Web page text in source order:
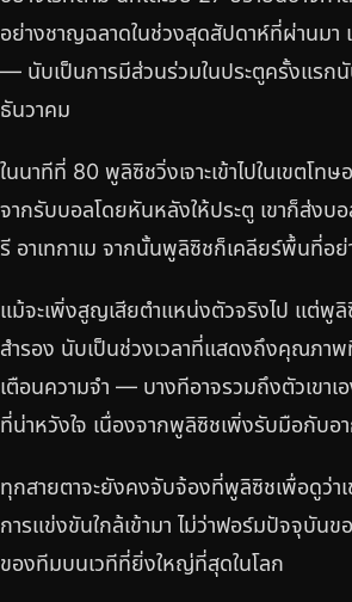
อย่างชาญฉลาดในช่วงสุดสัปดาห์ที่ผ่านมา
— นับเป็นการมีส่วนร่วมในประตูครั้งแรก
ธันวาคม
ในนาทีที่ 80 พูลิซิชวิ่งเจาะเข้าไปในเขตโ
จากรับบอลโดยหันหลังให้ประตู เขาก็ส่งบ
รี อาเทกาเม จากนั้นพูลิซิชก็เคลียร์พื้นที่อย่
แม้จะเพิ่งสูญเสียตำแหน่งตัวจริงไป แต่พู
สำรอง นับเป็นช่วงเวลาที่แสดงถึงคุณภา
เตือนความจำ — บางทีอาจรวมถึงตัวเข
ที่น่าหวังใจ เนื่องจากพูลิซิชเพิ่งรับมือกับอ
ทุกสายตาจะยังคงจับจ้องที่พูลิซิชเพื่อดูว่า
การแข่งขันใกล้เข้ามา ไม่ว่าฟอร์มปัจจุบันข
ของทีมบนเวทีที่ยิ่งใหญ่ที่สุดในโลก